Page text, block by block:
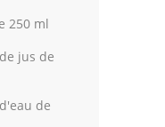
250 ml
jus de
de